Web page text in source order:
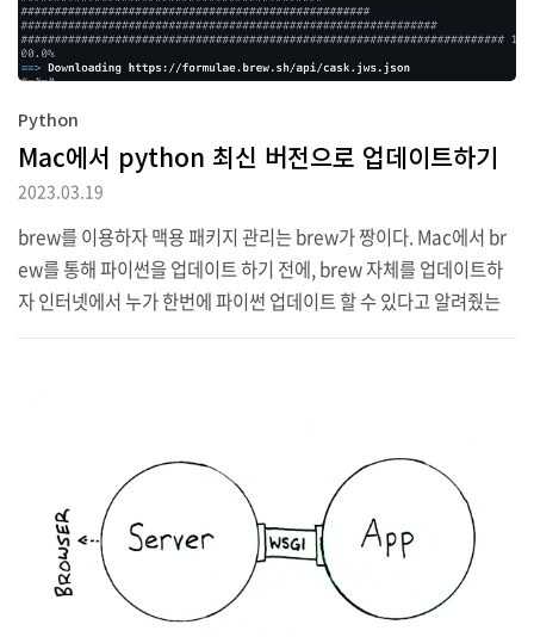
Python
Mac에서 python 최신 버전으로 업데이트하기
2023.03.19
brew를 이용하자 맥용 패키지 관리는 brew가 짱이다. Mac에서 br
ew를 통해 파이썬을 업데이트 하기 전에, brew 자체를 업데이트하
자 인터넷에서 누가 한번에 파이썬 업데이트 할 수 있다고 알려줬는
데, 저거 틀린 명령어다. brew update 우선 이 명령어로 brew 최신